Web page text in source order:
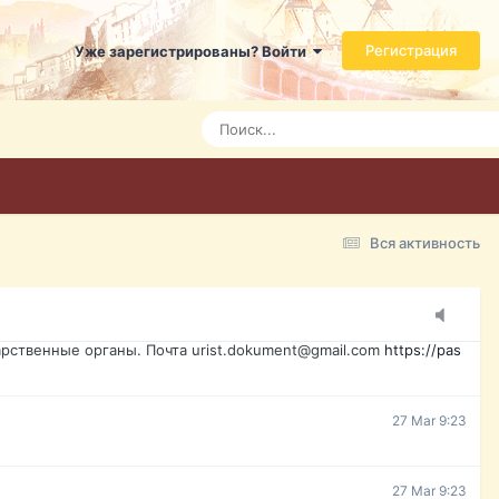
Уже зарегистрированы? Войти Регистрация
Вся активность
даже ребенок. Быстрое оформление договора с
7 Mar 3:21
7 Mar 3:24
7 Mar 3:28
15 Mar 16:47
органы. Почта urist.dokument@gmail.com https://pas
27 Mar 9:23
27 Mar 9:23